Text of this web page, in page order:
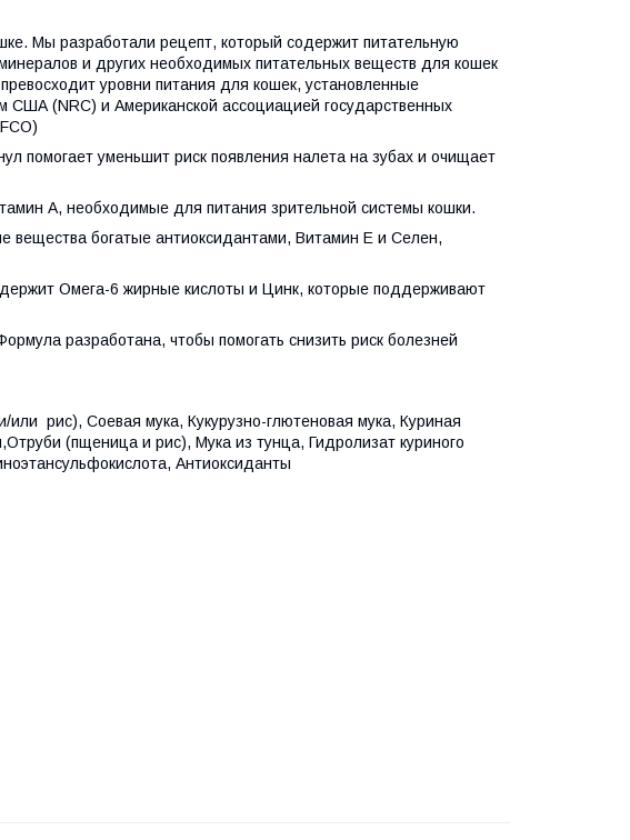
Мы разработали рецепт, который содержит питательную
и других необходимых питательных веществ для кошек
уровни питания для кошек, установленные
США (NRC) и Американской ассоциацией государственных
помогает уменьшит риск появления налета на зубах и очищает
А, необходимые для питания зрительной системы кошки.
вещества богатые антиоксидантами, Витамин Е и Селен,
Омега-6 жирные кислоты и Цинк, которые поддерживают
разработана, чтобы помогать снизить риск болезней
рис), Соевая мука, Кукурузно-глютеновая мука, Куриная
(пщеница и рис), Мука из тунца, Гидролизат куриного
Антиоксиданты